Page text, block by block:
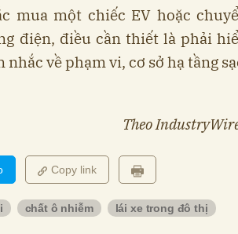
mua một chiếc EV hoặc
điện, điều cần thiết là phải
về phạm vi, cơ sở hạ tầng
Theo
Copy link
chất ô nhiễm lái xe trong đô thị